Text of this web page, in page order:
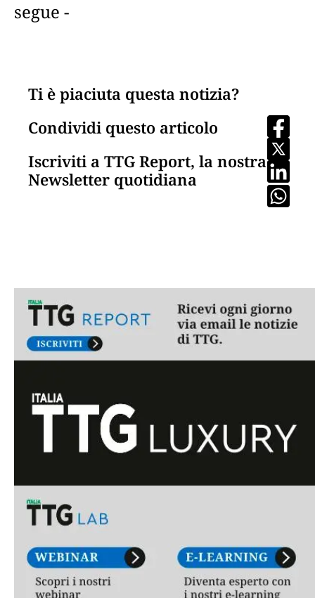
segue -
Ti è piaciuta questa notizia?
Condividi questo articolo
Iscriviti a TTG Report, la nostra
Newsletter quotidiana